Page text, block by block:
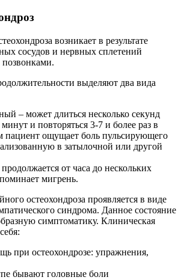
возникает в результате
сосудов и нервных сплетений
выделяют два вида
– может длиться несколько секунд
и повторяться 3-7 и более раз в
пациент ощущает боль пульсирующего
в затылочной или другой
от часа до нескольких
мигрень.
остеохондроза проявляется в виде
синдрома. Данное состояние
симптоматику. Клиническая
бывают головные боли